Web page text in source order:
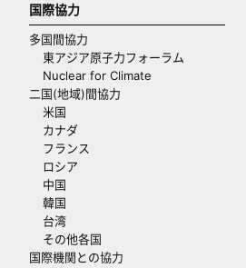
国際協力
多国間協力
東アジア原子力フォーラム
Nuclear for Climate
二国(地域)間協力
米国
カナダ
フランス
ロシア
中国
韓国
台湾
その他各国
国際機関との協力